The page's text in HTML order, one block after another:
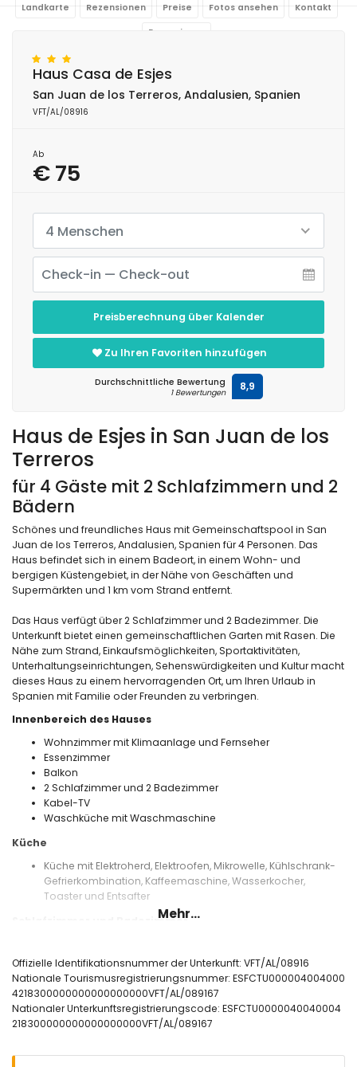
Landkarte Rezensionen Preise Fotos ansehen Kontakt
Reservieren
Haus de Esjes in San Juan de los
Terreros
für 4 Gäste mit 2 Schlafzimmern und 2
Bädern
Schönes und freundliches Haus mit Gemeinschaftspool in San
Juan de los Terreros, Andalusien, Spanien für 4 Personen. Das
Haus befindet sich in einem Badeort, in einem Wohn- und
bergigen Küstengebiet, in der Nähe von Geschäften und
Supermärkten und 1 km vom Strand entfernt.
Das Haus verfügt über 2 Schlafzimmer und 2 Badezimmer. Die
Unterkunft bietet einen gemeinschaftlichen Garten mit Rasen. Die
Nähe zum Strand, Einkaufsmöglichkeiten, Sportaktivitäten,
Unterhaltungseinrichtungen, Sehenswürdigkeiten und Kultur macht
dieses Haus zu einem hervorragenden Ort, um Ihren Urlaub in
Spanien mit Familie oder Freunden zu verbringen.
Innenbereich des Hauses
Wohnzimmer mit Klimaanlage und Fernseher
Essenzimmer
Balkon
2 Schlafzimmer und 2 Badezimmer
Kabel-TV
Waschküche mit Waschmaschine
Küche
Küche mit Elektroherd, Elektroofen, Mikrowelle, Kühlschrank-
Gefrierkombination, Kaffeemaschine, Wasserkocher,
Toaster und Entsafter
Schlafzimmer und Badezimmer
160 cm)
Schlafzimmer mit Klimaanlage und 2 Einzelbetten (200 x 80
cm)
Badezimmer mit Einzelwaschbecken, Bad/Dusche-
Kombination, Bidet und Toilette
Mehr...
Offizielle Identifikationsnummer der Unterkunft: VFT/AL/08916
Nationale Tourismusregistrierungsnummer: ESFCTU000004004000
4218300000000000000000VFT/AL/089167
Nationaler Unterkunftsregistrierungscode: ESFCTU0000040040004
218300000000000000000VFT/AL/089167
Haus Casa de Esjes
San Juan de los Terreros, Andalusien, Spanien
VFT/AL/08916
Ab
€ 75
4 Menschen
Preisberechnung über Kalender
Zu Ihren Favoriten hinzufügen
Durchschnittliche Bewertung
1 Bewertungen 8,9